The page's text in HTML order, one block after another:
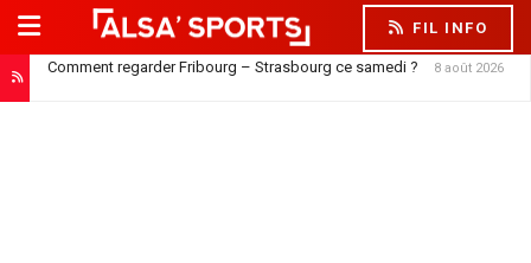
FIL INFO
Comment regarder Fribourg – Strasbourg ce samedi ? 8 août 2026